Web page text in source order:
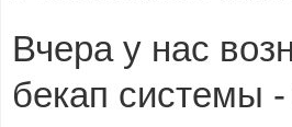
Вчера у нас
бекап системы